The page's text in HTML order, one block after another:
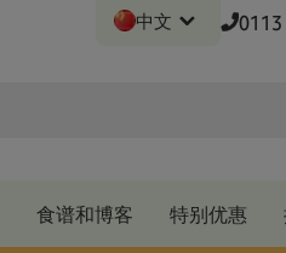
中文
食谱和博客 特别优惠